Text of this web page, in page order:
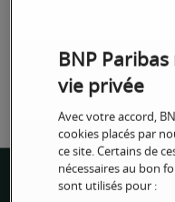
BNP
vie privée
Avec votre accord,
cookies placés par
ce site. Certains de
nécessaires au bon
sont utilisés pour :